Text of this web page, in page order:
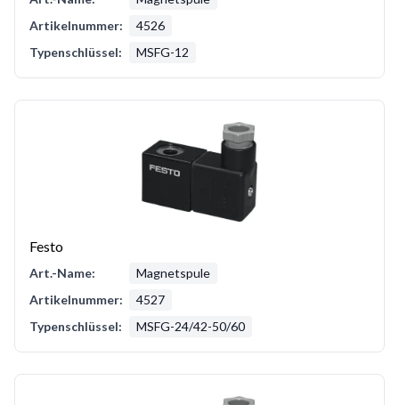
Artikelnummer:
4526
Typenschlüssel:
MSFG-12
Festo
Art.-Name:
Magnetspule
Artikelnummer:
4527
Typenschlüssel:
MSFG-24/42-50/60